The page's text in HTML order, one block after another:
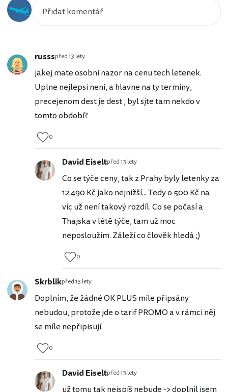
russspřed 13 lety
jakej mate osobni nazor na cenu tech letenek.
Uplne nejlepsi neni, a hlavne na ty terminy,
precejenom dest je dest , byl sjte tam nekdo v
tomto období?
0
David Eiseltpřed 13 lety
Co se týče ceny, tak z Prahy byly letenky za
12.490 Kč jako nejnižší... Tedy o 500 Kč na
víc už není takový rozdíl. Co se počasí a
Thajska v létě týče, tam už moc
neposloužím. Záleží co člověk hledá ;)
0
Skrblikpřed 13 lety
Doplním, že žádné OK PLUS míle připsány
nebudou, protože jde o tarif PROMO a v rámci něj
se míle nepřipisují.
0
David Eiseltpřed 13 lety
už tomu tak nejspíš nebude -> doplnil jsem